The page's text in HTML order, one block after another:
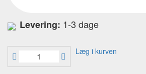
Levering: 1-3 dage
Læg i kurven